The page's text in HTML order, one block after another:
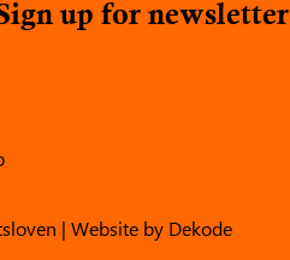
up for newsletter
| Website by Dekode